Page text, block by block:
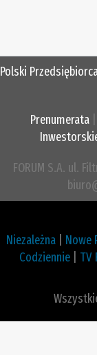
Polski
Prenumerata
FORUM S.A. ul.
Niezależna
Nowe
Codziennie
TV